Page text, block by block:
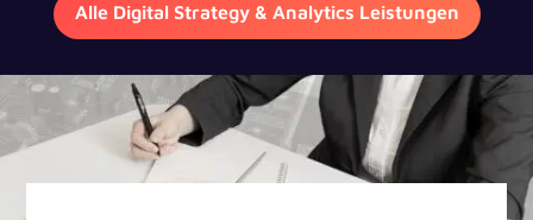
Alle Digital Strategy & Analytics Leistungen